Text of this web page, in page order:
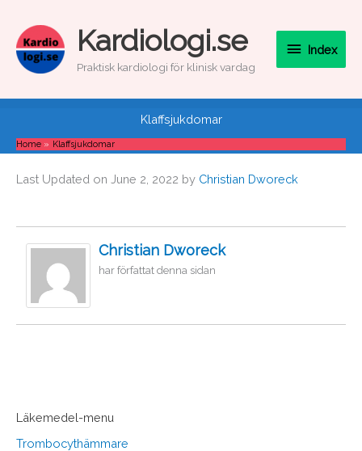
content
Kardiologi.se
Praktisk kardiologi för klinisk vardag
Index
Index
Klaffsjukdomar
Home Klaffsjukdomar
Läkemedel-menu
Trombocythämmare
Last Updated on June 2, 2022 by Christian Dworeck
Christian Dworeck
har författat denna sidan